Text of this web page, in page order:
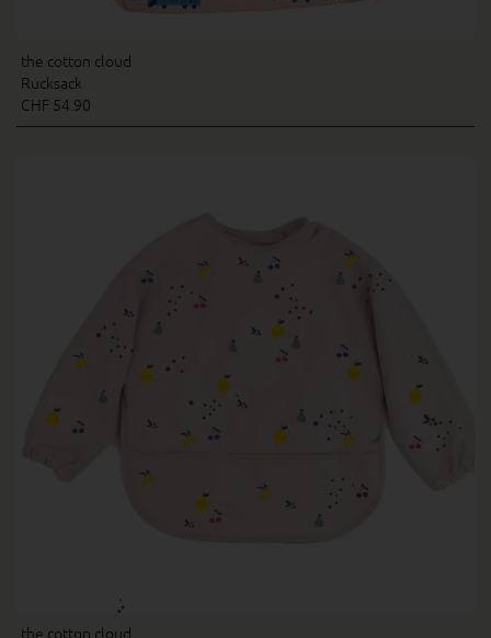
the cotton cloud
Rucksack
CHF 54.90
the cotton cloud